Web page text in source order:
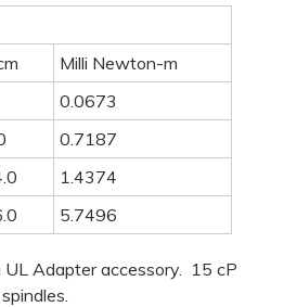
Milli Newton-m
0.0673
0.7187
1.4374
5.7496
UL Adapter accessory. 15 cP